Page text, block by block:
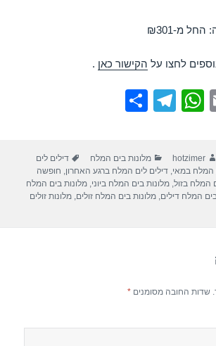
מ-₪301
לחצו על הקישור כאן .
E
W
s
A
T
gr
a
e
מחבר
hotzimer קטגוריות
מלונות בים המלח תגיות
דילים לים
המלח במאי,דילים לים המלח ברגע האחרון, חופשה
המלח בזול,מלונות בים המלח ביוני,מלונות בים המלח
המלח דילים,מלונות בים המלח זולים,מלונות זולים
שדות החובה מסומנים*